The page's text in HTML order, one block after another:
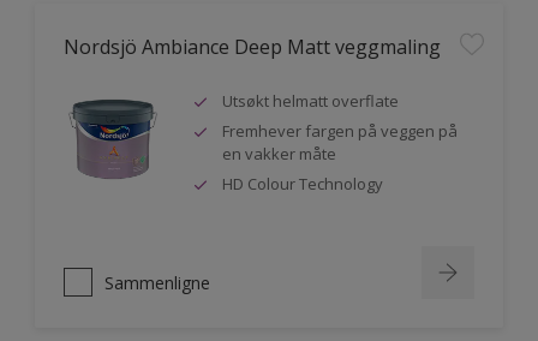
Nordsjö Ambiance Deep Matt veggmaling
Utsøkt helmatt overflate
Fremhever fargen på veggen på
en vakker måte
HD Colour Technology
Sammenligne